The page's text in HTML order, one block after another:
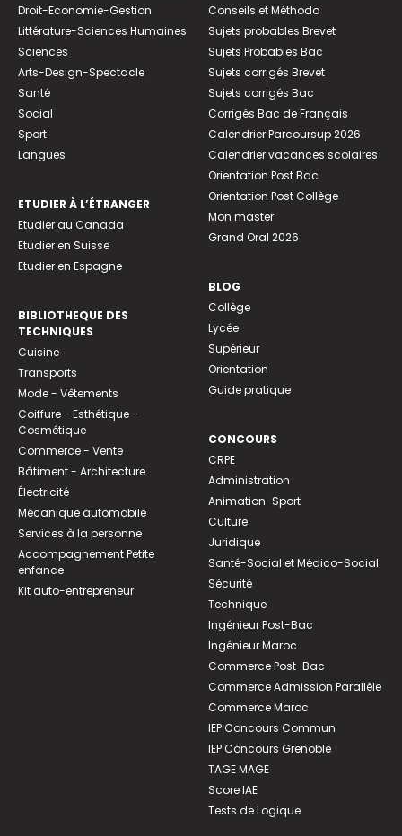
Droit-Economie-Gestion
Littérature-Sciences Humaines
Sciences
Arts-Design-Spectacle
Santé
Social
Sport
Langues
ETUDIER À L’ÉTRANGER
Etudier au Canada
Etudier en Suisse
Etudier en Espagne
BIBLIOTHEQUE DES
TECHNIQUES
Cuisine
Transports
Mode - Vêtements
Coiffure - Esthétique -
Cosmétique
Commerce - Vente
Bâtiment - Architecture
Électricité
Mécanique automobile
Services à la personne
Accompagnement Petite
enfance
Kit auto-entrepreneur
Conseils et Méthodo
Sujets probables Brevet
Sujets Probables Bac
Sujets corrigés Brevet
Sujets corrigés Bac
Corrigés Bac de Français
Calendrier Parcoursup 2026
Calendrier vacances scolaires
Orientation Post Bac
Orientation Post Collège
Mon master
Grand Oral 2026
BLOG
Collège
Lycée
Supérieur
Orientation
Guide pratique
CONCOURS
CRPE
Administration
Animation-Sport
Culture
Juridique
Santé-Social et Médico-Social
Sécurité
Technique
Ingénieur Post-Bac
Ingénieur Maroc
Commerce Post-Bac
Commerce Admission Parallèle
Commerce Maroc
IEP Concours Commun
IEP Concours Grenoble
TAGE MAGE
Score IAE
Tests de Logique